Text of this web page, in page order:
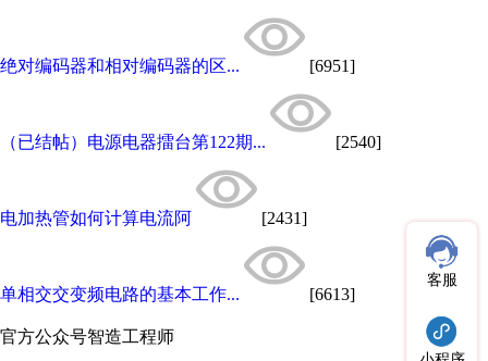
绝对编码器和相对编码器的区... [6951]
（已结帖）电源电器擂台第122期... [2540]
电加热管如何计算电流阿 [2431]
单相交交变频电路的基本工作... [6613]
官方公众号智造工程师
客服